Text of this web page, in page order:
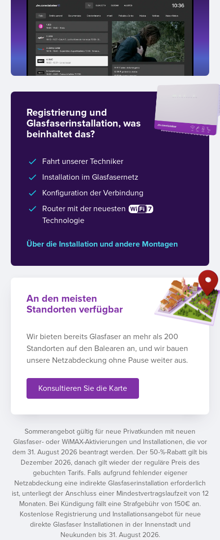
Registrierung und
Glasfaserinstallation, was
beinhaltet das?
Fahrt unserer Techniker
Installation im Glasfasernetz
Konfiguration der Verbindung
Router mit der neuesten
Technologie
Über die Installation und andere Montagen
An den meisten
Standorten verfügbar
Wir bieten bereits Glasfaser an mehr als 200
Standorten auf den Balearen an, und wir bauen
unsere Netzabdeckung ohne Pause weiter aus.
Konsultieren Sie die Karte
Sommerangebot gültig für neue Privatkunden mit neuen
Glasfaser- oder WiMAX-Aktivierungen und Installationen, die vor
dem 31. August 2026 beantragt werden. Der 50-%-Rabatt gilt bis
Dezember 2026, danach gilt wieder der reguläre Preis des
gebuchten Tarifs. Falls aufgrund fehlender eigener
Netzabdeckung eine indirekte Glasfaserinstallation erforderlich
ist, unterliegt der Anschluss einer Mindestvertragslaufzeit von 12
Monaten. Bei Kündigung fällt eine Strafgebühr von 150€ an.
Kostenlose Registrierung und Installationsangebot für neue
direkte Glasfaser Installationen in der Innenstadt und
Neukunden bis 31. August 2026.